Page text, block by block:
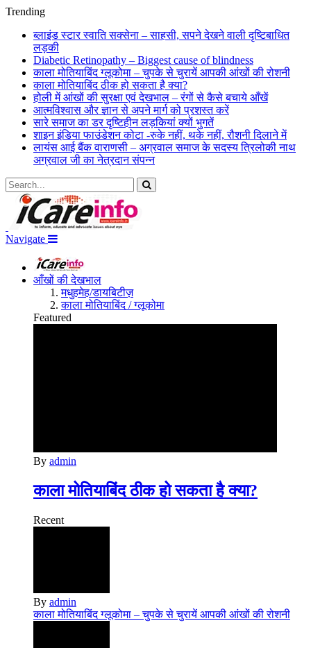
Trending
ब्लाइंड स्टार स्वाति सक्सेना – साहसी, सपने देखने वाली दृष्टिबाधित
लड़की
Diabetic Retinopathy – Biggest cause of blindness
काला मोतियाबिंद ग्‍लूकोमा – चुपके से चुरायें आपकी आंखों की रोशनी
काला मोतियाबिंद ठीक हो सकता है क्या?
होली में आंखों की सुरक्षा एवं देखभाल – रंगों से कैसे बचाये आँखें
आत्मविश्वास और ज्ञान से अपने मार्ग को प्रशस्त करें
सारे समाज का डर दृष्टिहीन लड़कियां क्‍यों भुगतें
शाइन इंडिया फाउंडेशन कोटा -रुके नहीं, थके नहीं, रौशनी दिलाने में
लायंस आई बैंक वाराणसी – अग्रवाल समाज के सदस्य त्रिलोकी नाथ
अग्रवाल जी का नेत्रदान संपन्न
Navigate
आँखों की देखभाल
मधुहमेह/डायबिटीज़
काला मोतियाबिंद / ग्लूकोमा
Featured
By admin
काला मोतियाबिंद ठीक हो सकता है क्या?
Recent
By admin
काला मोतियाबिंद ग्‍लूकोमा – चुपके से चुरायें आपकी आंखों की रोशनी